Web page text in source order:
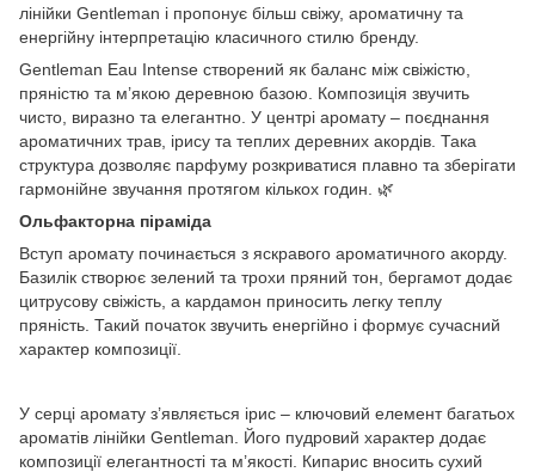
лінійки Gentleman і пропонує більш свіжу, ароматичну та
енергійну інтерпретацію класичного стилю бренду.
Gentleman Eau Intense створений як баланс між свіжістю,
пряністю та м’якою деревною базою. Композиція звучить
чисто, виразно та елегантно. У центрі аромату – поєднання
ароматичних трав, ірису та теплих деревних акордів. Така
структура дозволяє парфуму розкриватися плавно та зберігати
гармонійне звучання протягом кількох годин. 🌿
Ольфакторна піраміда
Вступ аромату починається з яскравого ароматичного акорду.
Базилік створює зелений та трохи пряний тон, бергамот додає
цитрусову свіжість, а кардамон приносить легку теплу
пряність. Такий початок звучить енергійно і формує сучасний
характер композиції.
У серці аромату з’являється ірис – ключовий елемент багатьох
ароматів лінійки Gentleman. Його пудровий характер додає
композиції елегантності та м’якості. Кипарис вносить сухий